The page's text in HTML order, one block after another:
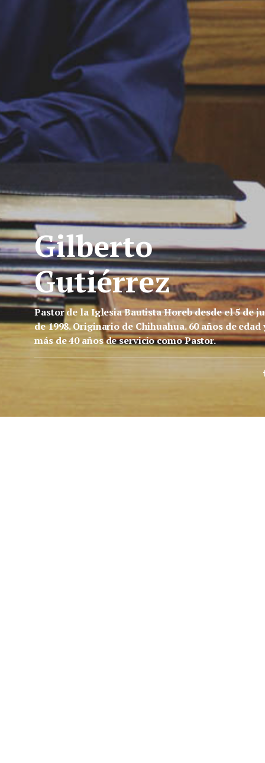
Gilberto
Gutiérrez
Pastor de la Iglesia Bautista Horeb desde el 5 de
de 1998. Originario de Chihuahua. 60 años de edad
más de 40 años de servicio como Pastor.